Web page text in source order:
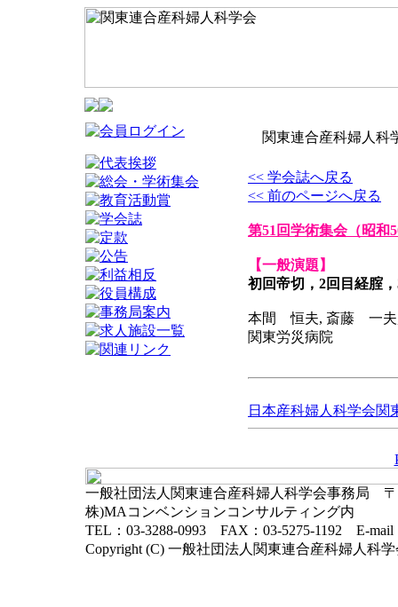
関東連合産科婦人科
<< 学会誌へ戻る
<< 前のページへ戻る
第51回学術集会（昭和
【一般演題】
初回帝切，2回目経腟
本間 恒夫, 斎藤 一
関東労災病院
日本産科婦人科学会関
一般社団法人関東連合産科婦人科学会事務局 〒
株)MAコンベンションコンサルティング内
TEL：03-3288-0993 FAX：03-5275-1192 E-mail
Copyright (C) 一般社団法人関東連合産科婦人科